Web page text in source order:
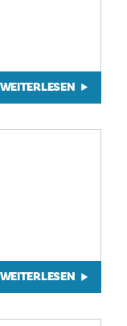
WEITERLESEN
WEITERLESEN